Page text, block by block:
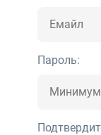
Пароль: